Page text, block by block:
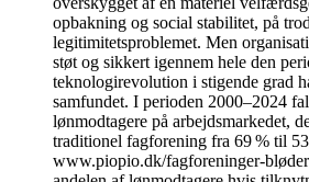
opbakning og social stabilitet, på
legitimitetsproblemet. Men
støt og sikkert igennem hele den
teknologirevolution i stigende grad
samfundet. I perioden 2000–2024
lønmodtagere på arbejdsmarkedet,
traditionel fagforening fra 69 % til
www.piopio.dk/fagforeninger-